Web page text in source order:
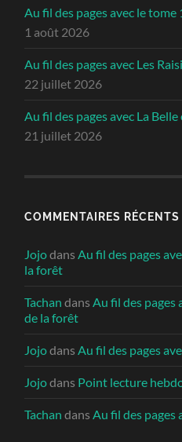
Au fil des pages avec le
1 août 2026
Au fil des pages avec Les
22 juillet 2026
Au fil des pages avec La
21 juillet 2026
COMMENTAIRES RÉCENTS
JojodansAu fil des pages
la forêt
Tachan dansAu fil des pages
de la forêt
JojodansAu fil des pages
Jojodans Point lecture
Tachan dansAu fil des pages